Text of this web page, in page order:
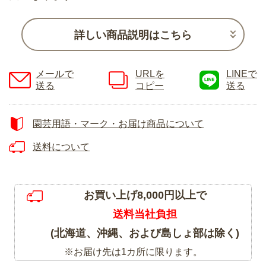
詳しい商品説明はこちら
メールで
送る
URLを
コピー
LINEで
送る
園芸用語・マーク・お届け商品について
送料について
お買い上げ8,000円以上で
送料当社負担
(北海道、沖縄、および島しょ部は除く)
※お届け先は1カ所に限ります。